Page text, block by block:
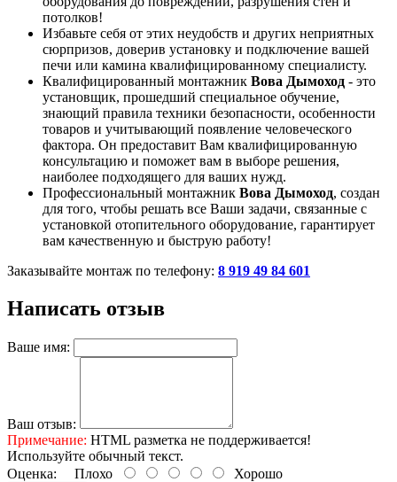
потолков!
Избавьте себя от этих неудобств и других неприятных
сюрпризов, доверив установку и подключение вашей
печи или камина квалифицированному специалисту.
Квалифицированный монтажник Вова Дымоход - это
установщик, прошедший специальное обучение,
знающий правила техники безопасности, особенности
товаров и учитывающий появление человеческого
фактора. Он предоставит Вам квалифицированную
консультацию и поможет вам в выборе решения,
наиболее подходящего для ваших нужд.
Профессиональный монтажник Вова Дымоход, создан
для того, чтобы решать все Ваши задачи, связанные с
установкой отопительного оборудование, гарантирует
вам качественную и быструю работу!
Заказывайте монтаж по телефону: 8 919 49 84 601
Написать отзыв
Ваше имя:
Ваш отзыв:
Примечание: HTML разметка не поддерживается!
Используйте обычный текст.
Оценка: Плохо Хорошо